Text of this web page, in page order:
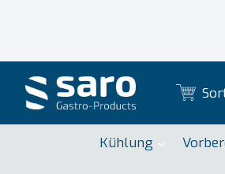
Kühlung